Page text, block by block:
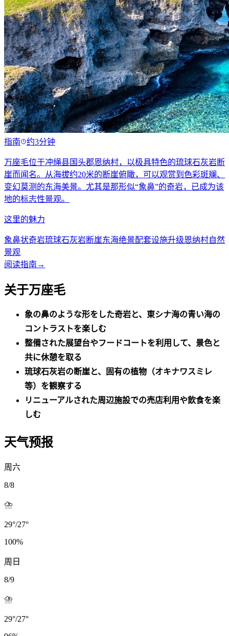
指南 约3分钟
万座毛位于冲绳县国头郡恩纳村，以极具特色的琉球石灰岩断
崖而闻名。从海拔约20米的断崖俯瞰，可以观赏到色彩斑斓、
变幻莫测的东海美景。尤其是那形似“象鼻”的奇岩，已成为该
地的标志性景观。
这里的魅力
象鼻状奇岩琉球石灰岩断崖东海绝景配套设施升级恩纳村自然
景观
阅读指南 →
关于万座毛
象の鼻のような形をした奇岩と、東シナ海の青い海の
コントラストを楽しむ
整備された展望台やフードコートを利用して、景色と
共に休憩を取る
琉球石灰岩の断崖と、固有の植物（オキナワスミレ
等）を観察する
リニューアルされた周辺施設での売店利用や飲食を楽
しむ
天气预报
周六
8/8
⛈️
29°/27°
100%
周日
8/9
⛈️
29°/27°